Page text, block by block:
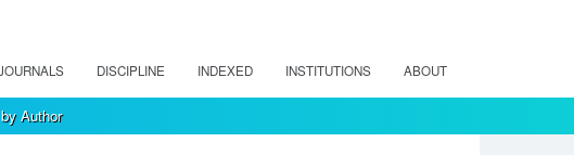
DISCIPLINE INDEXED INSTITUTIONS ABOUT
Author